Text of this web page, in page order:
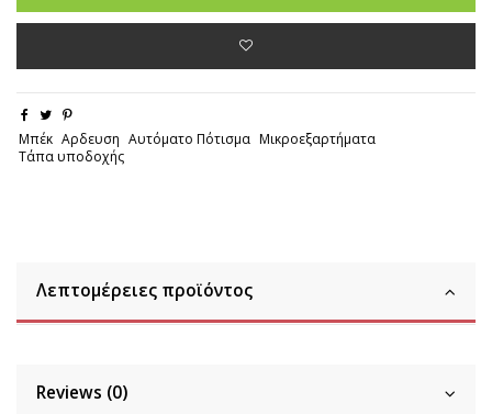
Μπέκ Αρδευση Αυτόματο Πότισμα Μικροεξαρτήματα
Τάπα υποδοχής
Λεπτομέρειες προϊόντος
Reviews (0)